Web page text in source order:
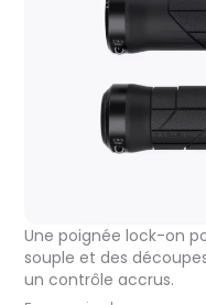
Une poignée lock-on
souple et des
un contrôle accrus.